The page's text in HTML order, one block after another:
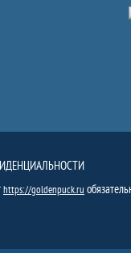
https://goldenpuck.ru